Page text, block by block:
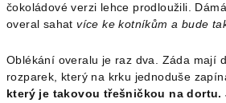
čokoládové verzi lehce prodloužili.
overal sahatvíce ke kotníkům a bude
Oblékání overalu je raz dva. Záda mají
rozparek, který na krku jednoduše
který je takovou třešničkou na dortu.